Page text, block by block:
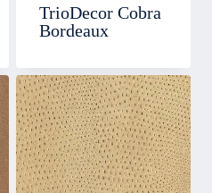
TrioDecor Cobra
Bordeaux